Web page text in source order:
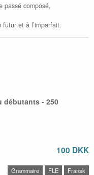
passé composé,
et à l’imparfait.
débutants - 250
100 DKK
Grammaire FLE Fransk